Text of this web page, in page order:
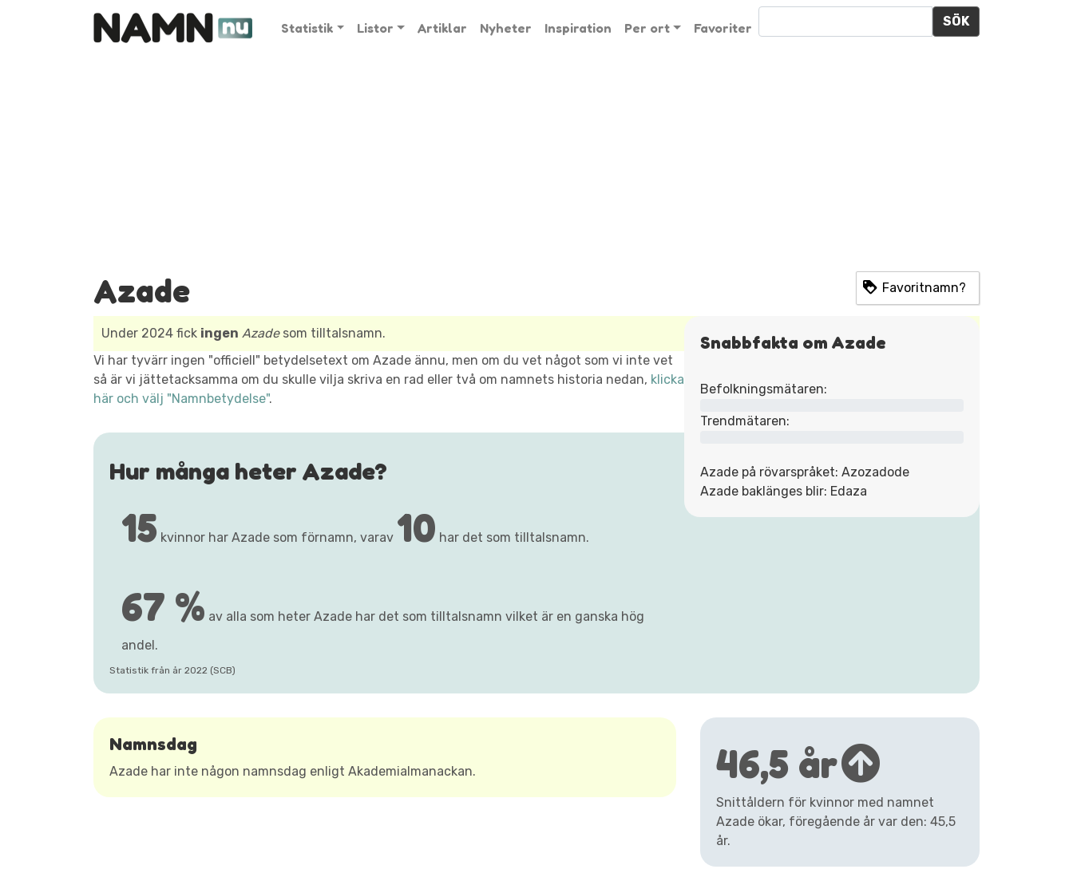
Statistik Listor Artiklar Nyheter Inspiration Per ort Favoriter SÖK
Azade Favoritnamn?
Snabbfakta om Azade
Befolkningsmätaren:
Trendmätaren:
Azade på rövarspråket: Azozadode
Azade baklänges blir: Edaza
Under 2024 fick ingen Azadesom tilltalsnamn.
Vi har tyvärr ingen "officiell" betydelsetext om Azade ännu, men om du vet något som vi inte vet
så är vi jättetacksamma om du skulle vilja skriva en rad eller två om namnets historia nedan, klicka
här och välj "Namnbetydelse".
Hur många heter Azade?
15 kvinnor har Azade som förnamn, varav 10 har det som tilltalsnamn.
67 % av alla som heter Azade har det som tilltalsnamn vilket är en ganska hög
andel.
Statistik från år 2022 (SCB)
Namnsdag
Azade har inte någon namnsdag enligt Akademialmanackan. 46,5 år
Snittåldern för kvinnor med namnet
Azade ökar, föregående år var den: 45,5
år.